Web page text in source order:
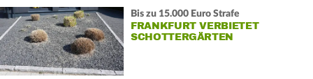
Bis zu 15.000 Euro Strafe
FRANKFURT VERBIETET
SCHOTTERGÄRTEN